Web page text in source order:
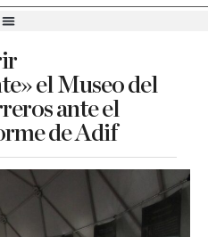
el Museo del
ante el
de Adif